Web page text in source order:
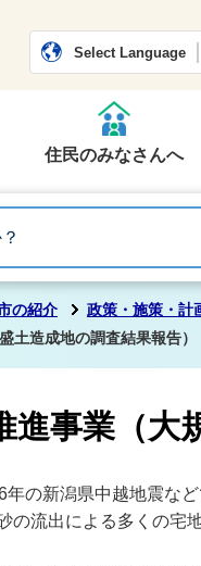
常総
Select Language
住民のみなさんへ
の紹介 政策・施策・計
土造成地の調査結果報告）
事業（大
の新潟県中越地震な
流出による多くの宅